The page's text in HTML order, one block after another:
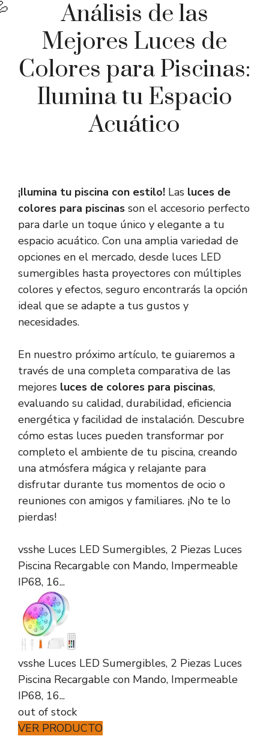
Análisis de las
Mejores Luces de
Colores para Piscinas:
Ilumina tu Espacio
Acuático
¡Ilumina tu piscina con estilo! Las luces de
colores para piscinas son el accesorio perfecto
para darle un toque único y elegante a tu
espacio acuático. Con una amplia variedad de
opciones en el mercado, desde luces LED
sumergibles hasta proyectores con múltiples
colores y efectos, seguro encontrarás la opción
ideal que se adapte a tus gustos y
necesidades.
En nuestro próximo artículo, te guiaremos a
través de una completa comparativa de las
mejores luces de colores para piscinas,
evaluando su calidad, durabilidad, eficiencia
energética y facilidad de instalación. Descubre
cómo estas luces pueden transformar por
completo el ambiente de tu piscina, creando
una atmósfera mágica y relajante para
disfrutar durante tus momentos de ocio o
reuniones con amigos y familiares. ¡No te lo
pierdas!
vsshe Luces LED Sumergibles, 2 Piezas Luces
Piscina Recargable con Mando, Impermeable
IP68, 16...
vsshe Luces LED Sumergibles, 2 Piezas Luces
Piscina Recargable con Mando, Impermeable
IP68, 16...
out of stock
VER PRODUCTO